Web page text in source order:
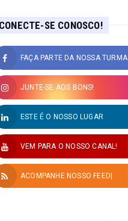
CONECTE-SE CONOSCO!
FAÇA PARTE DA NOSSA TURMA
JUNTE-SE AOS BONS!
ESTE É O NOSSO LUGAR
VEM PARA O NOSSO CANAL!
ACOMPANHE NOSSO FEED|